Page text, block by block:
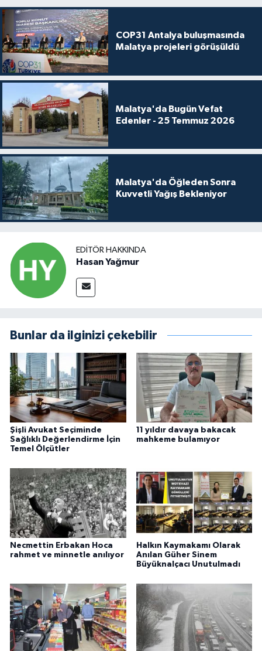
COP31 Antalya buluşmasında
Malatya projeleri görüşüldü
Malatya'da Bugün Vefat
Edenler - 25 Temmuz 2026
Malatya'da Öğleden Sonra
Kuvvetli Yağış Bekleniyor
EDITÖR HAKKINDA
Hasan Yağmur
Bunlar da ilginizi çekebilir
Şişli Avukat Seçiminde
Sağlıklı Değerlendirme İçin
Temel Ölçütler
11 yıldır davaya bakacak
mahkeme bulamıyor
Necmettin Erbakan Hoca
rahmet ve minnetle anılıyor
Halkın Kaymakamı Olarak
Anılan Güher Sinem
Büyüknalçacı Unutulmadı